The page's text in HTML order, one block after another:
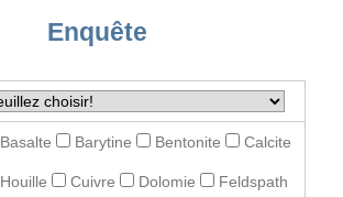
Enquête
Basalte Barytine Bentonite Calcite
Houille Cuivre Dolomie Feldspath